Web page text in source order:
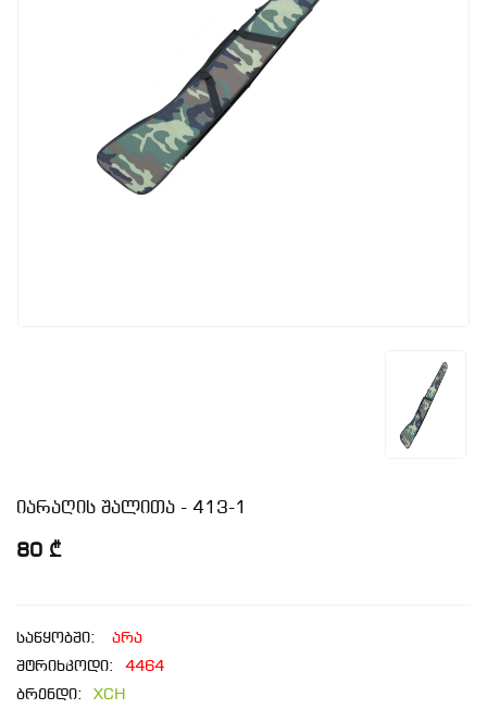
იარაღის შალითა - 413-1
80 ₾
საწყობში:
არა
შტრიხკოდი:
4464
ბრენდი:
XCH